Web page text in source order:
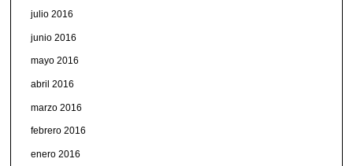
julio 2016
junio 2016
mayo 2016
abril 2016
marzo 2016
febrero 2016
enero 2016